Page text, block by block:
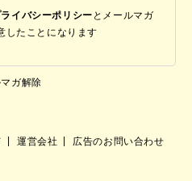
ライバシーポリシー と メールマガ
したことになります
ガ解除
運営会社
広告のお問い合わせ